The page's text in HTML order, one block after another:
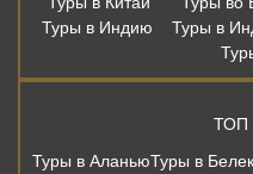
Туры в Индию
Туры в
ТОП
Туры в АланьюТуры в Белек